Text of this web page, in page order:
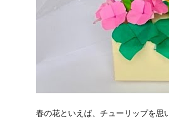
春の花といえば、チューリップを思